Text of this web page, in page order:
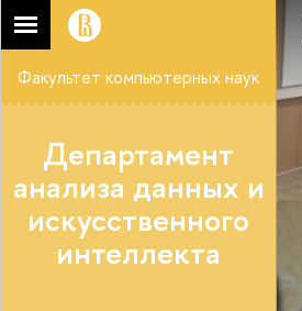
Факультет компьютерных наук
Департамент
анализа данных и
искусственного
интеллекта